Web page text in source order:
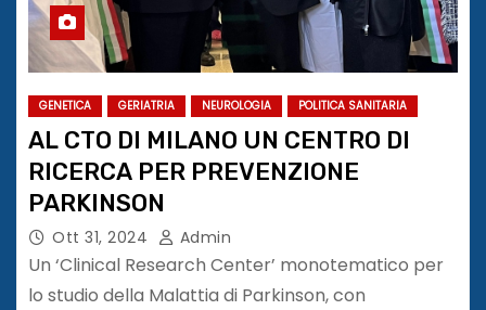
GENETICA GERIATRIA NEUROLOGIA POLITICA SANITARIA
AL CTO DI MILANO UN CENTRO DI
RICERCA PER PREVENZIONE
PARKINSON
Ott 31, 2024 Admin
Un ‘Clinical Research Center’ monotematico per
lo studio della Malattia di Parkinson, con